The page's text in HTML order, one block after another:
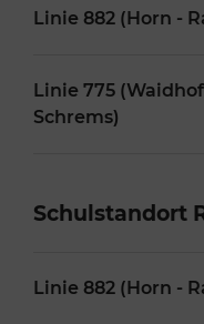
Linie 882 (Horn -
Linie 775
Schrems)
Schulstandort
Linie 882 (Horn -